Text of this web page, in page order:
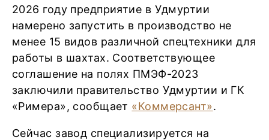
2026 году предприятие в Удмуртии
намерено запустить в производство не
менее 15 видов различной спецтехники для
работы в шахтах. Соответствующее
соглашение на полях ПМЭФ-2023
заключили правительство Удмуртии и ГК
«Римера», сообщает «Коммерсант».
Сейчас завод специализируется на